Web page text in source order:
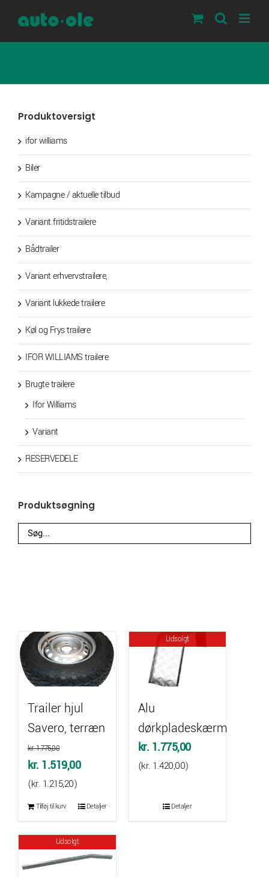
content
Trailer hjul
Savero, terræn
kr.1.775,00
Den
oprindelige
pris
kr. 1.775,00.
kr. 1.519,00Den
pris
kr. 1.519,00.
(kr. 1.215,20)
Tilføj til kurv Detaljer
Udsolgt
Alu
dørkpladeskærm
kr. 1.775,00
(kr. 1.420,00)
Detaljer
Udsolgt
Produktoversigt
ifor williams
Biler
Kampagne / aktuelle tilbud
Variant fritidstrailere
Bådtrailer
Variant erhvervstrailere,
Variant lukkede trailere
Køl og Frys trailere
IFOR WILLIAMS trailere
Brugte trailere
Ifor Williams
Variant
RESERVEDELE
Produktsøgning